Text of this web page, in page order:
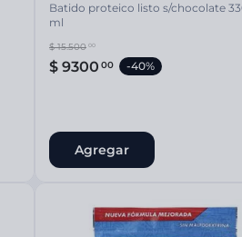
Batido proteico listo s/chocolate
ml
$ 15.500 00
$ 9300 00 -40%
Agregar